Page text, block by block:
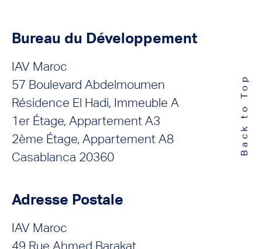
Bureau du Développement
IAV Maroc
57 Boulevard Abdelmoumen
Résidence El Hadi, Immeuble A
1er Étage, Appartement A3
2ème Étage, Appartement A8
Casablanca 20360
Adresse Postale
IAV Maroc
49 Rue Ahmed Barakat
Back to Top